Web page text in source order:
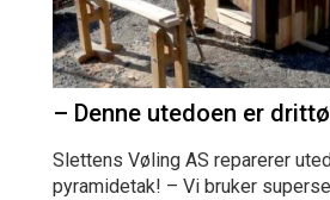
– Denne utedoen er
Slettens Vøling AS reparerer
pyramidetak! – Vi bruker